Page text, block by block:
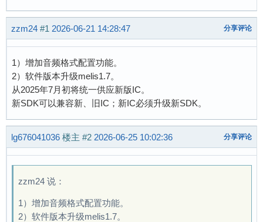
zzm24 #1 2026-06-21 14:28:47 分享评论
1）增加音频格式配置功能。
2）软件版本升级melis1.7。
从2025年7月初将统一供应新版IC。
新SDK可以兼容新、旧IC；新IC必须升级新SDK。
lg676041036 楼主 #2 2026-06-25 10:02:36 分享评论
zzm24 说：
1）增加音频格式配置功能。
2）软件版本升级melis1.7。